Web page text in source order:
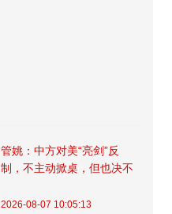
管姚：中方对美“亮剑”反
制，不主动掀桌，但也决不
2026-08-07 10:05:13